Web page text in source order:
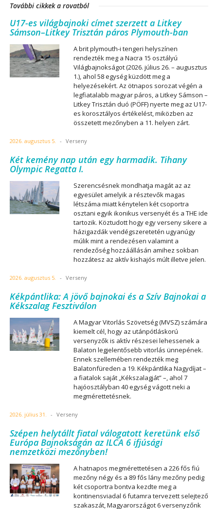
További cikkek a rovatból
U17-es világbajnoki címet szerzett a Litkey
Sámson–Litkey Trisztán páros Plymouth-ban
A brit plymouth-i tengeri helyszínen
rendezték meg a Nacra 15 osztályú
Világbajnokságot (2026. július 26. – augusztus
1.), ahol 58 egység küzdött meg a
helyezésekért. Az ötnapos sorozat végén a
legfiatalabb magyar páros, a Litkey Sámson –
Litkey Trisztán duó (PÖFF) nyerte meg az U17-
es korosztályos értékelést, miközben az
összetett mezőnyben a 11. helyen zárt.
2026. augusztus 5. - Verseny
Két kemény nap után egy harmadik. Tihany
Olympic Regatta I.
Szerencsésnek mondhatja magát az az
egyesület amelyik a résztevők magas
létszáma miatt kénytelen két csoportra
osztani egyik ikonikus versenyét és a THE ide
tartozik. Köztudott hogy egy verseny sikere a
házigazdák vendégszeretetén ugyanúgy
múlik mint a rendezésen valamint a
rendezőség hozzáállásán amihez sokban
hozzátesz az aktív kishajós múlt illetve jelen.
2026. augusztus 5. - Verseny
Kékpántlika: A jövő bajnokai és a Szív Bajnokai a
Kékszalag Fesztiválon
A Magyar Vitorlás Szövetség (MVSZ) számára
kiemelt cél, hogy az utánpótláskorú
versenyzők is aktív részesei lehessenek a
Balaton legjelentősebb vitorlás ünnepének.
Ennek szellemében rendezték meg
Balatonfüreden a 19. Kékpántlika Nagydíjat –
a fiatalok saját „Kékszalagját” –, ahol 7
hajóosztályban 40 egység vágott neki a
megmérettetésnek.
2026. július 31. - Verseny
Szépen helytállt fiatal válogatott keretünk első
Európa Bajnokságán az ILCA 6 ifjúsági
nemzetközi mezőnyben!
A hatnapos megmérettetésen a 226 fős fiú
mezőny négy és a 89 fős lány mezőny pedig
két csoportra bontva kezdte meg a
kontinensviadal 6 futamra tervezett selejtező
szakaszát, Magyarországot 6 versenyzőnk